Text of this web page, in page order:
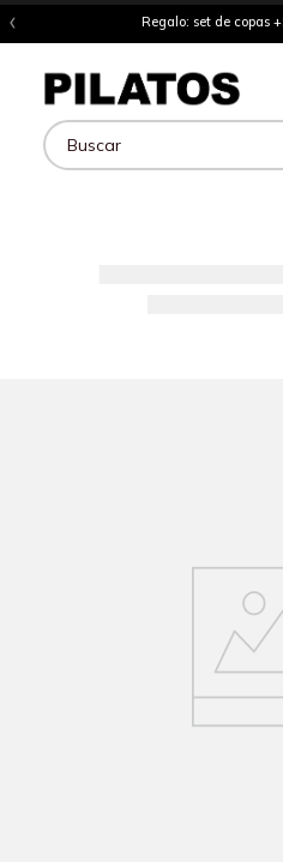
‹ Regalo: set de copas
Buscar